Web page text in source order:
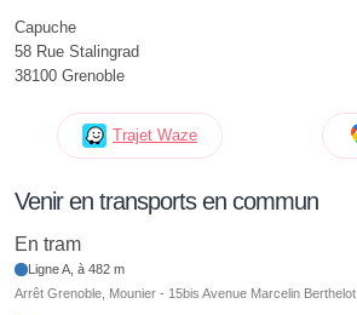
Capuche
58 Rue Stalingrad
38100 Grenoble
Trajet Waze
Venir en transports en commun
En tram
Ligne A, à 482 m
Arrêt Grenoble, Mounier - 15bis Avenue Marcelin Berthelot